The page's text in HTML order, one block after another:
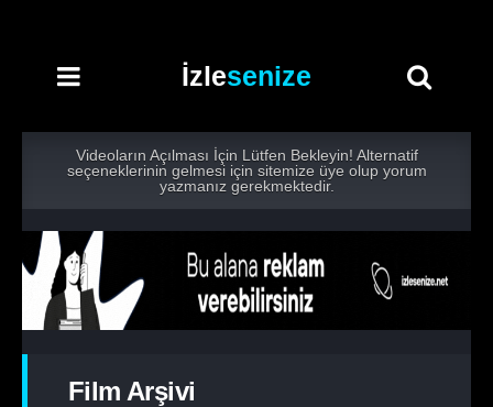
İzlesenize
Videoların Açılması İçin Lütfen Bekleyin! Alternatif
seçeneklerinin gelmesi için sitemize üye olup yorum
yazmanız gerekmektedir.
Film Arşivi